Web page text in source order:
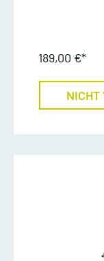
189,00 €*
NICHT